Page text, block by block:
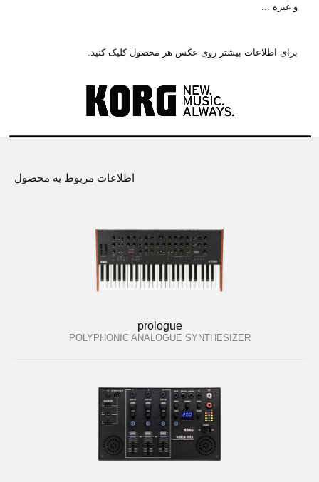
و غیره ...
برای اطلاعات بیشتر روی عکس هر محصول کلیک کنید.
اطلاعات مربوط به محصول
prologue
POLYPHONIC ANALOGUE SYNTHESIZER